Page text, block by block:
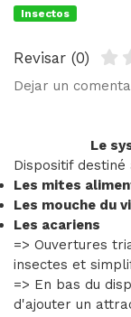
Insectos
Revisar (0)
Dejar un
Le
Dispositif
Les mites
Les mouche du
Les acariens
=> Ouvertures
insectes et
=> En bas du
d'ajouter un